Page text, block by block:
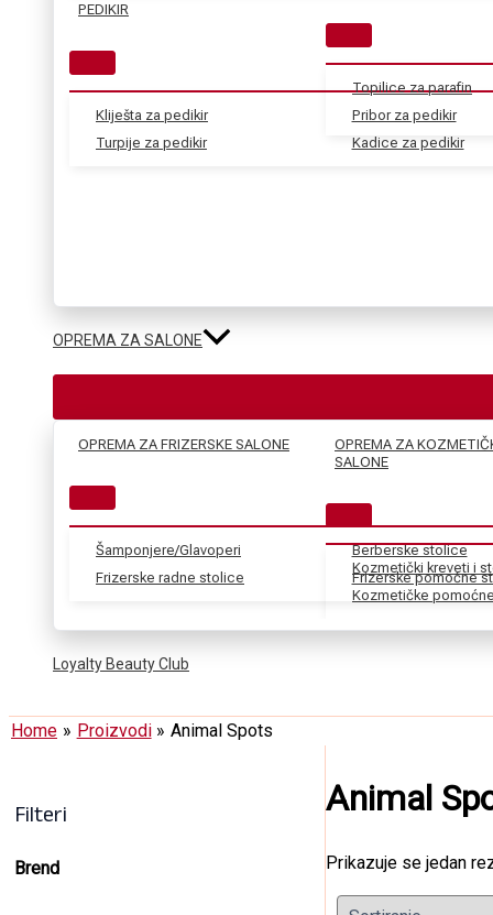
PEDIKIR
Kliješta za pedikir
Turpije za pedikir
Pribor za pedikir
Kadice za pedikir
Topilice za parafin
OPREMA ZA SALONE
OPREMA ZA FRIZERSKE SALONE
Šamponjere/Glavoperi
Frizerske radne stolice
Berberske stolice
Frizerske pomoćne
OPREMA ZA
SALONE
Kozmetički kreveti i
Kozmetičke
Loyalty Beauty Club
Home Proizvodi Animal Spots
Filteri
Brend
Animal
Prikazuje se jedan